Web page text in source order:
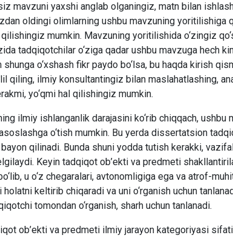
mavzuni yaxshi anglab olganingiz, matn bilan
oldingi olimlarning ushbu mavzuning yoritilishiga
mumkin. Mavzuning yoritilishida o‘zingiz
tadqiqotchilar o‘ziga qadar ushbu mavzuga hech
shunga o‘xshash fikr paydo bo‘lsa, bu haqda kirish
qiling, ilmiy konsultantingiz bilan maslahatlashing,
yo‘qmi hal qilishingiz mumkin.
ilmiy ishlanganlik darajasini ko‘rib chiqqach,
o‘tish mumkin. Bu yerda dissertatsion
qilinadi. Bunda shuni yodda tutish kerakki,
Keyin tadqiqot ob’ekti va predmeti
u o‘z chegaralari, avtonomligiga ega va atrof-
holatni keltirib chiqaradi va uni o‘rganish uchun
tomondan o‘rganish, sharh uchun tanlanadi.
ob’ekti va predmeti ilmiy jarayon kategoriyasi